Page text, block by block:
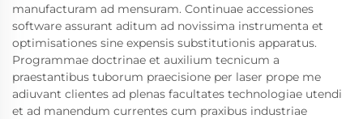
manufacturam ad mensuram. Continuae accessiones
software assurant aditum ad novissima instrumenta et
optimisationes sine expensis substitutionis apparatus.
Programmae doctrinae et auxilium tecnicum a
praestantibus tuborum praecisione per laser prope me
adiuvant clientes ad plenas facultates technologiae utendi
et ad manendum currentes cum praxibus industriae